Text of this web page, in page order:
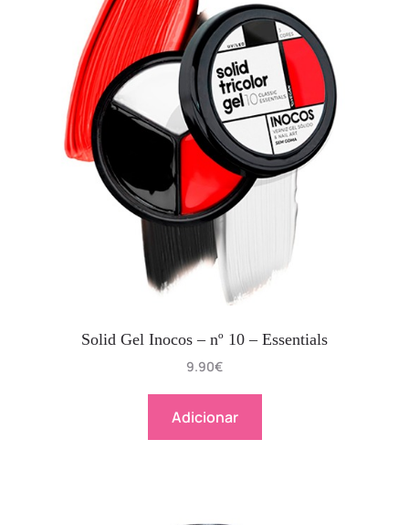
Solid Gel Inocos – nº 10 – Essentials
9.90€
Adicionar